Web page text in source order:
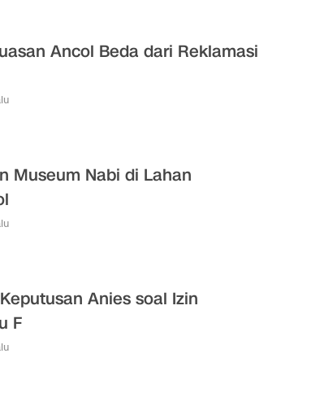
Ancol Beda dari Reklamasi
Museum Nabi di Lahan
Anies soal Izin
F